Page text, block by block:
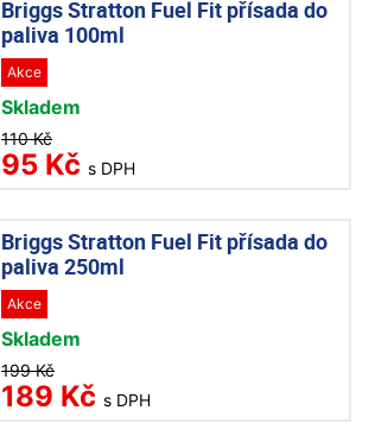
Briggs Stratton Fuel Fit přísada do
paliva 100ml
Akce
Skladem
110 Kč
95 Kč s DPH
Briggs Stratton Fuel Fit přísada do
paliva 250ml
Akce
Skladem
199 Kč
189 Kč s DPH